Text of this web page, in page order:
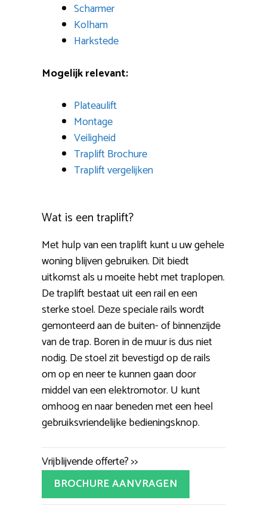
Scharmer
Kolham
Harkstede
Mogelijk relevant:
Plateaulift
Montage
Veiligheid
Traplift Brochure
Traplift vergelijken
Wat is een traplift?
Met hulp van een traplift kunt u uw gehele
woning blijven gebruiken. Dit biedt
uitkomst als u moeite hebt met traplopen.
De traplift bestaat uit een rail en een
sterke stoel. Deze speciale rails wordt
gemonteerd aan de buiten- of binnenzijde
van de trap. Boren in de muur is dus niet
nodig. De stoel zit bevestigd op de rails
om op en neer te kunnen gaan door
middel van een elektromotor. U kunt
omhoog en naar beneden met een heel
gebruiksvriendelijke bedieningsknop.
Vrijblijvende offerte? >>
BROCHURE AANVRAGEN